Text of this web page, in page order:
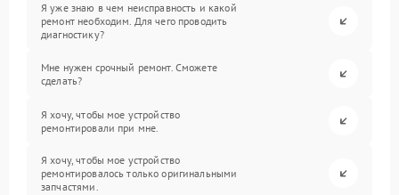
Я уже знаю в чем неисправность и какой
ремонт необходим. Для чего проводить
диагностику?
Мне нужен срочный ремонт. Сможете
сделать?
Я хочу, чтобы мое устройство
ремонтировали при мне.
Я хочу, чтобы мое устройство
ремонтировалось только оригинальными
запчастями.